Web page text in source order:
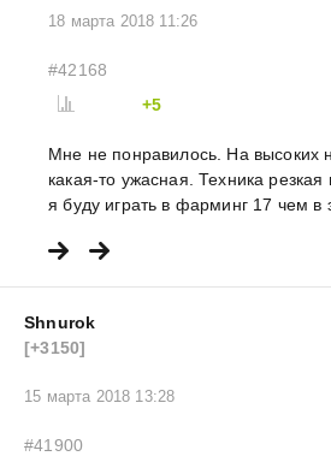
18 марта 2018 11:26
#42168
+5
Мне не понравилось. На высоких
какая-то ужасная. Техника
я буду играть в фарминг 17 чем в
Shnurok
[+3150]
15 марта 2018 13:28
#41900